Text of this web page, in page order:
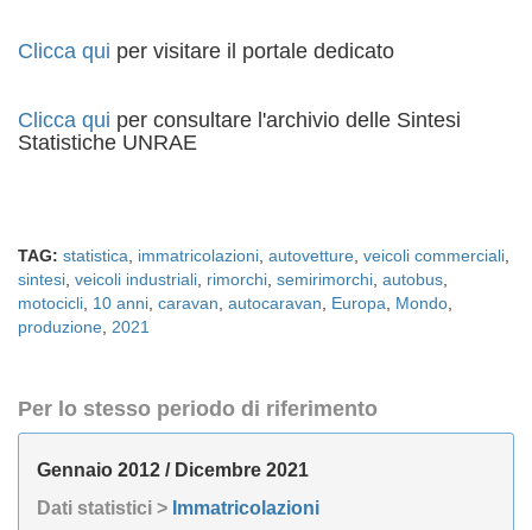
Clicca qui per visitare il portale dedicato
Clicca qui per consultare l'archivio delle Sintesi
Statistiche UNRAE
TAG: statistica immatricolazioni autovetture veicoli commerciali
sintesi veicoli industriali rimorchi semirimorchi autobus
motocicli 10 anni caravan autocaravan Europa Mondo
produzione 2021
Per lo stesso periodo di riferimento
Gennaio 2012 / Dicembre 2021
Dati statistici > Immatricolazioni